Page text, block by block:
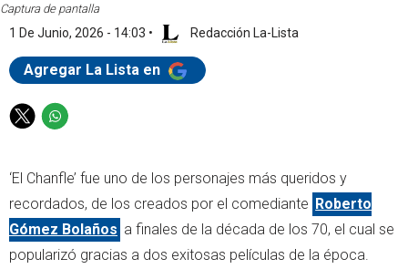
Captura de pantalla
1 De Junio, 2026 - 14:03 • Redacción La-Lista
Agregar La Lista en
T
t
t
e
r
W
t
s
a
p
p
‘El Chanfle’ fue uno de los personajes más queridos y
recordados, de los creados por el comediante Roberto
Gómez Bolaños a finales de la década de los 70, el cual se
popularizó gracias a dos exitosas películas de la época.